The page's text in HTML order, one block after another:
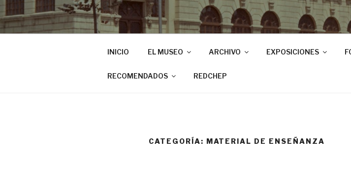
INICIO EL MUSEO ARCHIVO EXPOSICIONES
RECOMENDADOS REDCHEP
CATEGORÍA: MATERIAL DE ENSEÑANZA